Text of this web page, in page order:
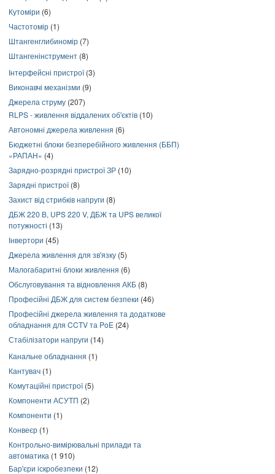
Кутоміри (6)
Частотомір (1)
Штангенглибиномір (7)
Штангенінструмент (8)
Інтерфейсні пристрої(3)
Виконавчі механізми (9)
Джерела струму (207)
RLPS - живлення віддалених об'єктів (10)
Автономні джерела живлення (6)
Бюджетні блоки безперебійного живлення (ББП)
«РАПАН» (4)
Зарядно-розрядні пристрої ЗР (10)
Зарядні пристрої(8)
Захист від стрибків напруги (8)
ДБЖ 220 В, UPS 220 V, ДБЖ та UPS великої
потужності (13)
Інвертори (45)
Джерела живлення для зв'язку (5)
Малогабаритні блоки живлення (6)
Обслуговування та відновлення АКБ (8)
Професійні ДБЖ для систем безпеки (46)
Професійні джерела живлення та додаткове
обладнання для CCTV та PoE (24)
Стабілізатори напруги (14)
Канальне обладнання (1)
Кантувач (1)
Комутаційні пристрої(5)
Компоненти АСУТП (2)
Компоненти (1)
Конвеєр (1)
Контрольно-вимірювальні прилади та
автоматика (1 910)
Бар'єри іскробезпеки (12)